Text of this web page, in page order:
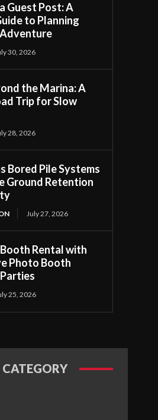
Guest Post: A
to Planning
30, 2026
the Marina: A
Trip for Slow
28, 2026
Bored Pile Systems
Ground Retention
July 27, 2026
Rental with
Photo Booth
25, 2026